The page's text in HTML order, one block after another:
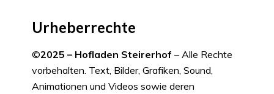
Urheberrechte
©2025 – Hofladen Steirerhof – Alle Rechte
vorbehalten. Text, Bilder, Grafiken, Sound,
Animationen und Videos sowie deren